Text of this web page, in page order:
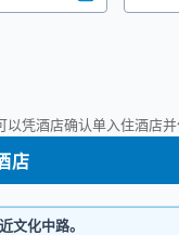
凭酒店确认单入住酒店并
店
文化中路。